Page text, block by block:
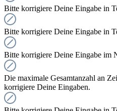
Bitte korrigiere Deine Eingabe in
Bitte korrigiere Deine Eingabe in
Bitte korrigiere Deine Eingabe im
Die maximale Gesamtanzahl an
korrigiere Deine Eingaben.